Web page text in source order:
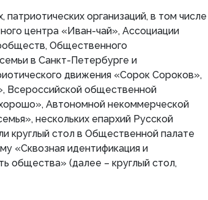
патриотических организаций, в том числе
центра «Иван-чай», Ассоциации
Общественного
в Санкт-Петербурге и
движения «Сорок Сороков»,
Всероссийской общественной
Автономной некоммерческой
нескольких епархий Русской
круглый стол в Общественной палате
«Сквозная идентификация и
общества» (далее – круглый стол,